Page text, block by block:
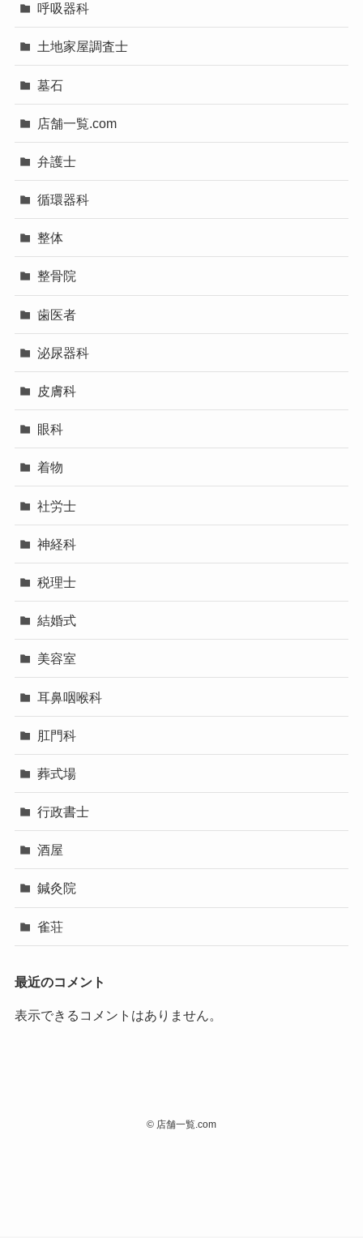
呼吸器科
土地家屋調査士
墓石
店舗一覧.com
弁護士
循環器科
整体
整骨院
歯医者
泌尿器科
皮膚科
眼科
着物
社労士
神経科
税理士
結婚式
美容室
耳鼻咽喉科
肛門科
葬式場
行政書士
酒屋
鍼灸院
雀荘
最近のコメント
表示できるコメントはありません。
© 店舗一覧.com